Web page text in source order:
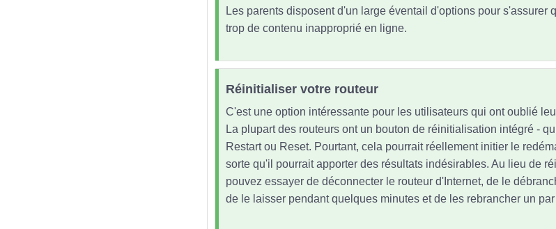
Les parents disposent d'un large éventail d'options pour s'assurer
trop de contenu inapproprié en ligne.
Réinitialiser votre routeur
C'est une option intéressante pour les utilisateurs qui ont oublié
La plupart des routeurs ont un bouton de réinitialisation intégré -
Restart ou Reset. Pourtant, cela pourrait réellement initier le
sorte qu'il pourrait apporter des résultats indésirables. Au lieu de
pouvez essayer de déconnecter le routeur d'Internet, de le
de le laisser pendant quelques minutes et de les rebrancher un par